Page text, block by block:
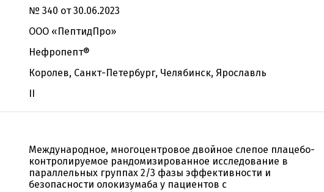
№ 340 от 30.06.2023
ООО «ПептидПро»
Нефропепт®
Королев, Санкт-Петербург, Челябинск, Ярославль
II
Международное, многоцентровое двойное слепое плацебо-
контролируемое рандомизированное исследование в
параллельных группах 2/3 фазы эффективности и
безопасности олокизумаба у пациентов с